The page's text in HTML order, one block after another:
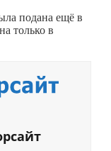
подана ещё в
только в